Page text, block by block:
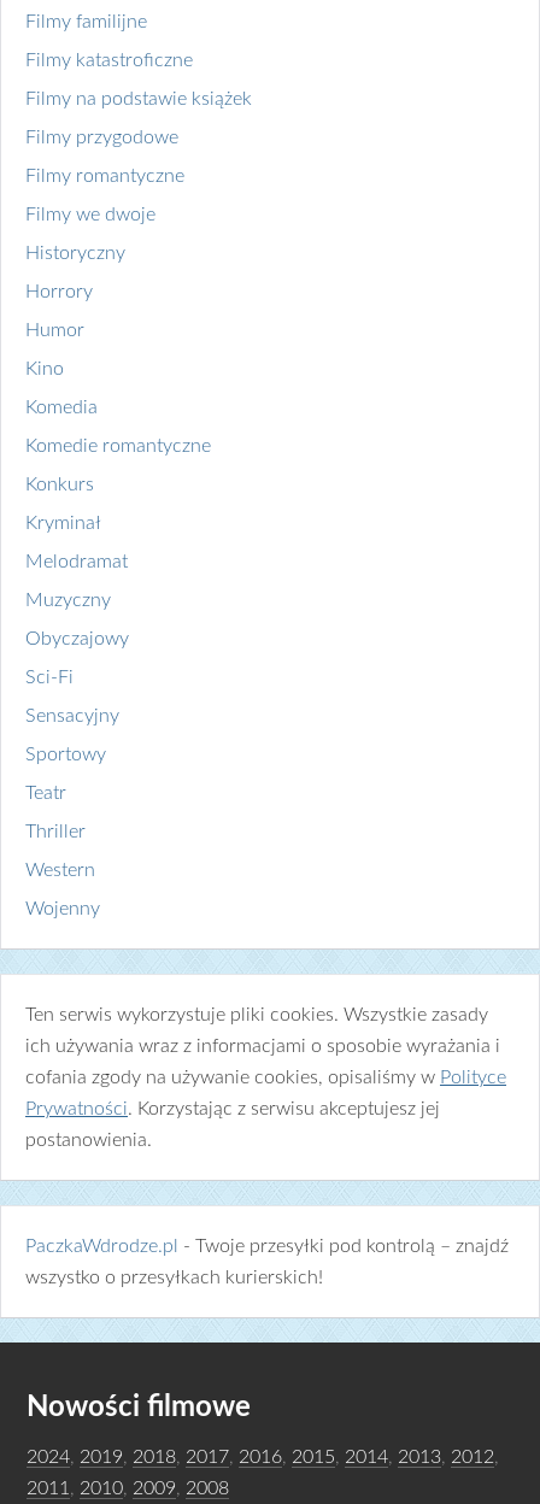
Filmy familijne
Filmy katastroficzne
Filmy na podstawie książek
Filmy przygodowe
Filmy romantyczne
Filmy we dwoje
Historyczny
Horrory
Humor
Kino
Komedia
Komedie romantyczne
Konkurs
Kryminał
Melodramat
Muzyczny
Obyczajowy
Sci-Fi
Sensacyjny
Sportowy
Teatr
Thriller
Western
Wojenny
Ten serwis wykorzystuje pliki cookies. Wszystkie zasady
ich używania wraz z informacjami o sposobie wyrażania i
cofania zgody na używanie cookies, opisaliśmy w Polityce
Prywatności. Korzystając z serwisu akceptujesz jej
postanowienia.
PaczkaWdrodze.pl
- Twoje przesyłki pod kontrolą – znajdź
wszystko o przesyłkach kurierskich!
Nowości filmowe
2024, 2019, 2018, 2017, 2016, 2015, 2014, 2013, 2012,
2011, 2010, 2009, 2008